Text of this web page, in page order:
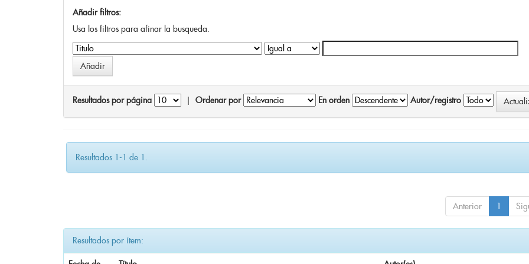
Añadir filtros:
Usa los filtros para afinar la busqueda.
Resultados por página Ordenar por En orden Autor/registro
Resultados 1-1 de 1.
Anterior 1
Resultados por ítem: